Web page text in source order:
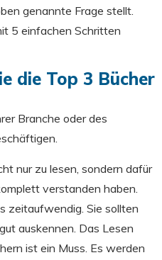
genannte Frage stellt.
5 einfachen Schritten
die Top 3 Bücher
Branche oder des
nur zu lesen, sondern dafür
verstanden haben.
zeitaufwendig. Sie sollten
auskennen. Das Lesen
ist ein Muss. Es werden